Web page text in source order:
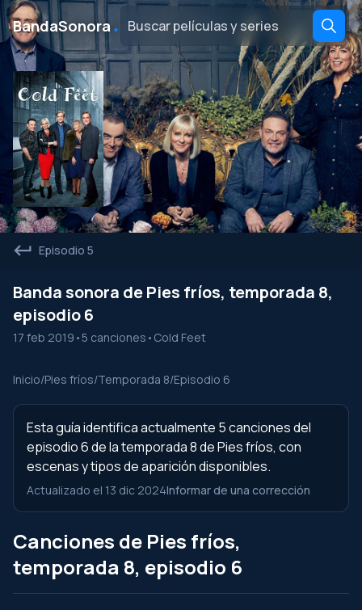
BandaSonora ․
Episodio 5
Banda sonora de Pies fríos, temporada 8,
episodio 6
17 feb 2019 •5 canciones • Cold Feet
Inicio/Pies fríos/Temporada 8/Episodio 6
Esta guía identifica actualmente 5 canciones del
episodio 6 de la temporada 8 de Pies fríos, con
escenas y tipos de aparición disponibles.
Actualizado el 13 dic 2024Informar de una corrección
Canciones de Pies fríos,
temporada 8, episodio 6